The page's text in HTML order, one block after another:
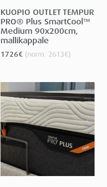
KUOPIO OUTLET TEMPUR
PRO® Plus SmartCool™
Medium 90x200cm,
mallikappale
1726€ (norm. 2613€)